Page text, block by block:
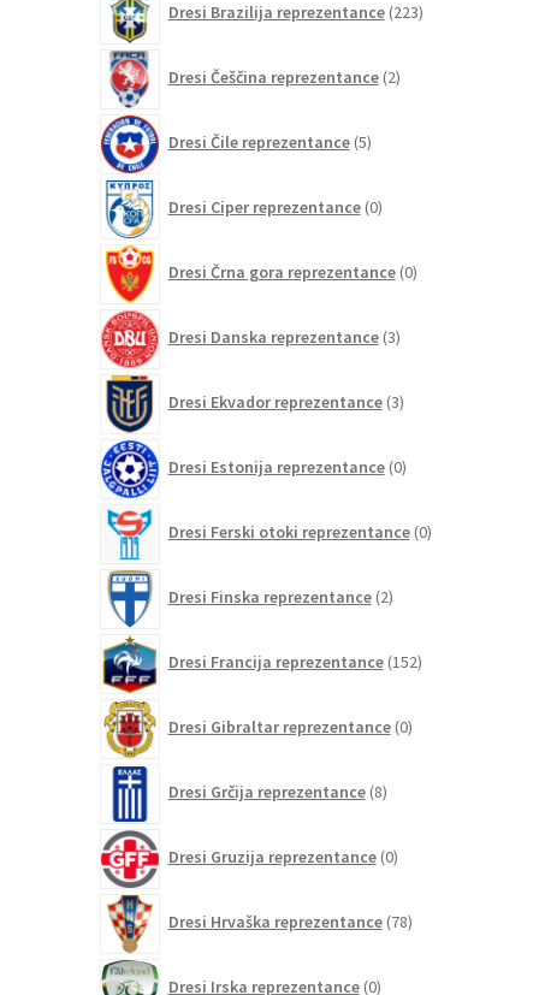
Dresi Brazilija reprezentance 223izdelkov
Dresi Češčina reprezentance 2izdelka
Dresi Čile reprezentance 5izdelkov
Dresi Ciper reprezentance 0izdelkov
Dresi Črna gora reprezentance 0izdelkov
Dresi Danska reprezentance 3izdelki
Dresi Ekvador reprezentance 3izdelki
Dresi Estonija reprezentance 0izdelkov
Dresi Ferski otoki reprezentance 0izdelkov
Dresi Finska reprezentance 2izdelka
Dresi Francija reprezentance 152izdelkov
Dresi Gibraltar reprezentance 0izdelkov
Dresi Grčija reprezentance 8izdelkov
Dresi Gruzija reprezentance 0izdelkov
Dresi Hrvaška reprezentance 78izdelkov
Dresi Irska reprezentance 0